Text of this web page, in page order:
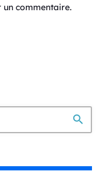
un commentaire.
search